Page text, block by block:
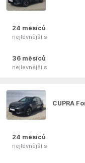
24 měsíců
nejlevnější s
36 měsíců
nejlevnější s
CUPRA
24 měsíců
nejlevnější s